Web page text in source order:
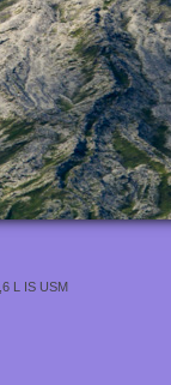
L IS USM